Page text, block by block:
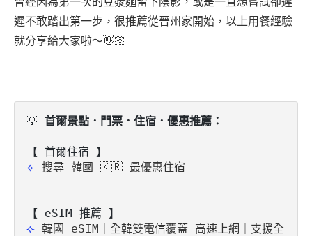
遲不敢踏出第一步，很推薦從晉州家開始，以上用餐經驗
就分享給大家啦～👋🏻
💡 首爾景點．門票．住宿．優惠推薦：
⟣ 搜尋 韓國 🇰🇷 最優惠住宿
【 eSIM 推薦 】
⟣ 韓國 eSIM｜全韓雙電信覆蓋 高速上網｜支援全